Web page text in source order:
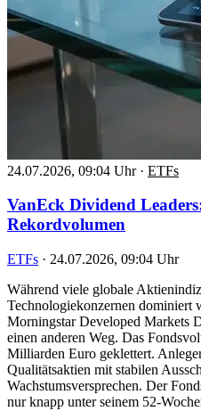
24.07.2026, 09:04 Uhr · ETFs
VanEck Dividend
Rekordvolumen
ETFs · 24.07.2026, 09:04 Uhr
Während viele globale
Technologiekonzernen dominiert
Morningstar Developed Markets
einen anderen Weg. Das
Milliarden Euro geklettert.
Qualitätsaktien mit stabilen
Wachstumsversprechen. Der
nur knapp unter seinem 52-